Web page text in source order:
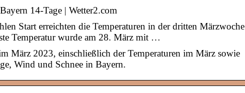
14-Tage | Wetter2.com
Start erreichten die Temperaturen in der dritten Märzwoche
Temperatur wurde am 28. März mit …
März 2023, einschließlich der Temperaturen im März sowie
Wind und Schnee in Bayern.